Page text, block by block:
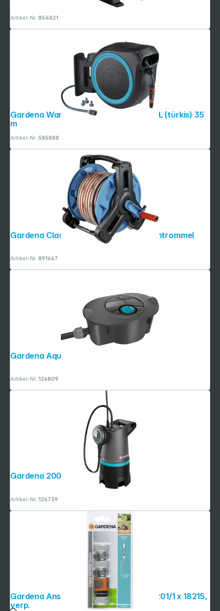
Artikel-Nr.:854821
Gardena Wand-Schlauchbox RollUp XL (türkis) 35
m
Artikel-Nr.:585888
Gardena Classic 50 Set Wandschlauchtrommel
Artikel-Nr.:891667
Artikel-Nr.:126809
Gardena 20000 BASIC Gartenpumpe
Artikel-Nr.:126739
Gardena Anschluss-Satz Inhalt 2 x 18201/1 x 18215,
verp.